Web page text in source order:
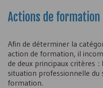
Actions de formation
Afin de déterminer la
action de formation, il
de deux principaux critères
situation professionnelle
formation.